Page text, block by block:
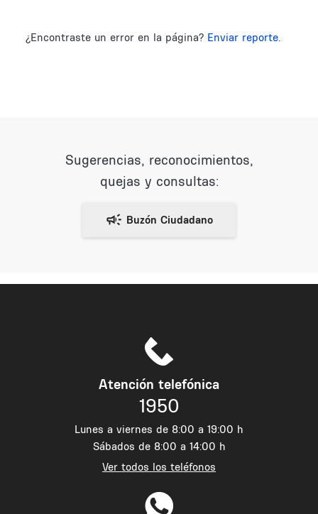
¿Encontraste un error en la página? Enviar reporte.
Sugerencias, reconocimientos,
quejas y consultas:
Atención telefónica
1950
Lunes a viernes de 8:00 a 19:00 h
Sábados de 8:00 a 14:00 h
Ver todos los teléfonos